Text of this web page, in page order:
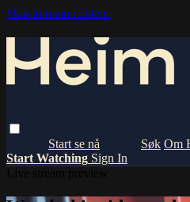
Skip to main content
Om
Start Watching Sign In